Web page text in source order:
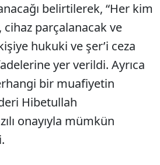
belirtilerek, “Her kim
parçalanacak ve
hukuki ve şer’i ceza
yer verildi. Ayrıca
bir muafiyetin
Hibetullah
onayıyla mümkün